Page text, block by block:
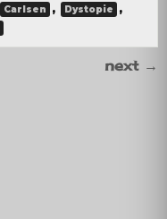
Carlsen , Dystopie ,
next →